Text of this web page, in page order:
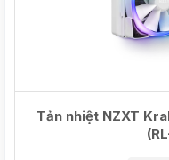
Tản nhiệt NZXT